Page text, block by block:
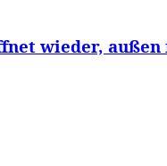
wieder,